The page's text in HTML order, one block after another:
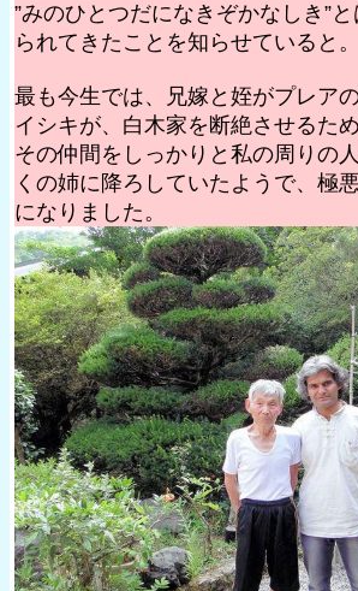
”みのひとつだになきぞかなしき”
られてきたことを知らせていると。
最も今生では、兄嫁と姪がプレア
イシキが、白木家を断絶させるた
その仲間をしっかりと私の周りの
くの姉に降ろしていたようで、極
になりました。